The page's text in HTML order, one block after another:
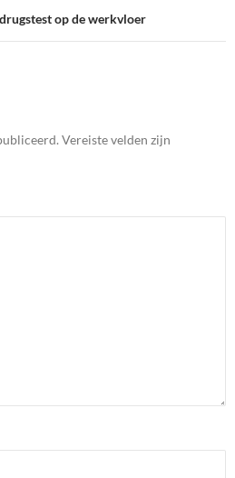
op de werkvloer
Vereiste velden zijn